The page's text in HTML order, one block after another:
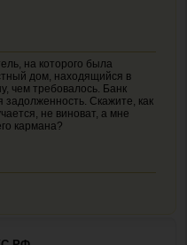
на которого была
дом, находящийся в
чем требовалось. Банк
задолженность. Скажите, как
не виноват, а мне
кармана?